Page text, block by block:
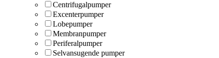
Centrifugalpumper
Excenterpumper
Lobepumper
Membranpumper
Periferalpumper
Selvansugende pumper